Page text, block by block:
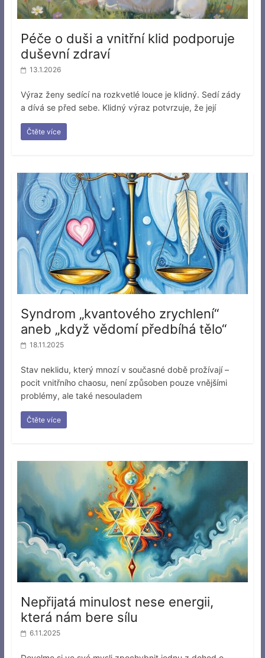
Péče o duši a vnitřní klid podporuje
duševní zdraví
13.1.2026
Výraz ženy sedící na rozkvetlé louce je klidný. Sedí zády
a dívá se před sebe. Klidný výraz potvrzuje, že její
Čtěte více
Syndrom „kvantového zrychlení“
aneb „když vědomí předbíhá tělo“
18.11.2025
Stav neklidu, který mnozí v současné době prožívají –
pocit vnitřního chaosu, není způsoben pouze vnějšími
problémy, ale také nesouladem
Čtěte více
Nepřijatá minulost nese energii,
která nám bere sílu
6.11.2025